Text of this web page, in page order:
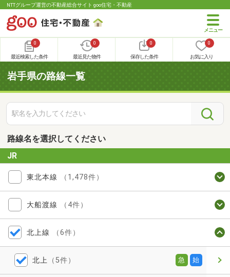
NTTグループ運営の不動産総合サイト goo住宅・不動産
0
最近検索した条件
0
最近見た物件
0
保存した条件
0
お気に入り
岩手県の路線一覧
路線名を選択してください
JR
東北本線 （1,478件）
大船渡線 （4件）
北上線 （6件）
北上 （5件） 急 始